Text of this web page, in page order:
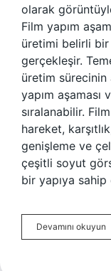
olarak
Film yapım
üretimi belirli
gerçekleşir.
üretim sürecinin
yapım aşaması
sıralanabilir.
hareket,
genişleme ve
çeşitli soyut
bir yapıya
Devamını okuyun